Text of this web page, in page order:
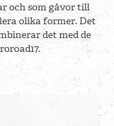
och som gåvor till
olika former. Det
det med de